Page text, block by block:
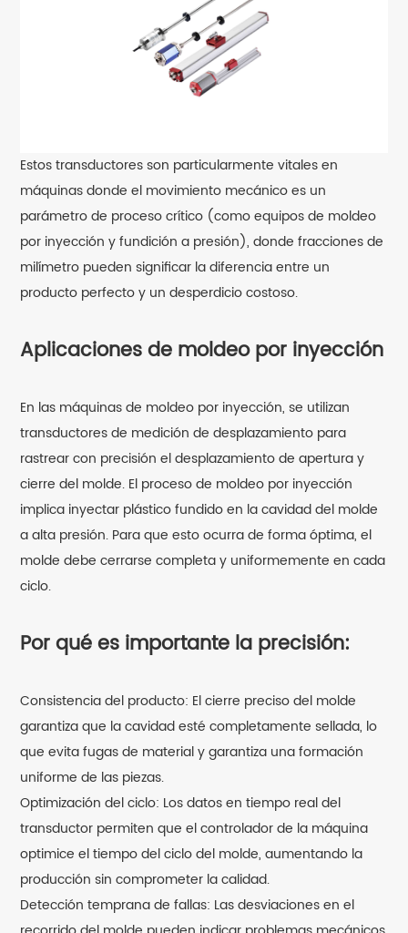
Estos transductores son particularmente vitales en
máquinas donde el movimiento mecánico es un
parámetro de proceso crítico (como equipos de moldeo
por inyección y fundición a presión), donde fracciones de
milímetro pueden significar la diferencia entre un
producto perfecto y un desperdicio costoso.
Aplicaciones de moldeo por inyección
En las máquinas de moldeo por inyección, se utilizan
transductores de medición de desplazamiento para
rastrear con precisión el desplazamiento de apertura y
cierre del molde. El proceso de moldeo por inyección
implica inyectar plástico fundido en la cavidad del molde
a alta presión. Para que esto ocurra de forma óptima, el
molde debe cerrarse completa y uniformemente en cada
ciclo.
Por qué es importante la precisión:
Consistencia del producto: El cierre preciso del molde
garantiza que la cavidad esté completamente sellada, lo
que evita fugas de material y garantiza una formación
uniforme de las piezas.
Optimización del ciclo: Los datos en tiempo real del
transductor permiten que el controlador de la máquina
optimice el tiempo del ciclo del molde, aumentando la
producción sin comprometer la calidad.
Detección temprana de fallas: Las desviaciones en el